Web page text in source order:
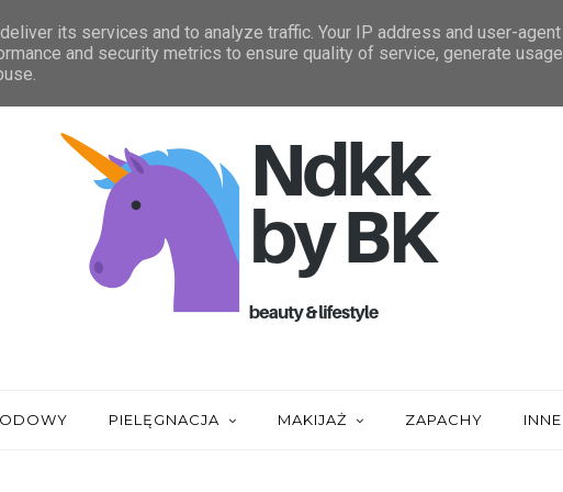
ZAUFALI MI STATYSTYKA
PIELĘGNACJA MAKIJAŻ ZAPACHY INNE
its services and to analyze traffic. Your IP address and user-agent
and security metrics to ensure quality of service, generate usage